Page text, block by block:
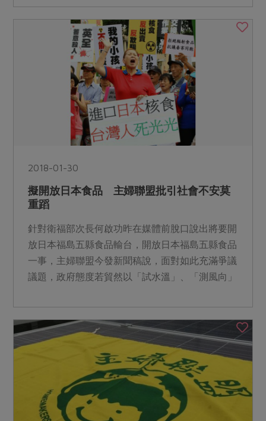
2018-01-30
擬開放日本食品 主婦聯盟批引社會不安莫
重蹈
針對衛福部次長何啟功昨在媒體前脫口說出將要開
放日本福島五縣食品輸台，開放日本福島五縣食品
一事，主婦聯盟今發新聞稿說，面對如此充滿爭議
議題，政府態度若貿然以「試水溫」、「測風向」